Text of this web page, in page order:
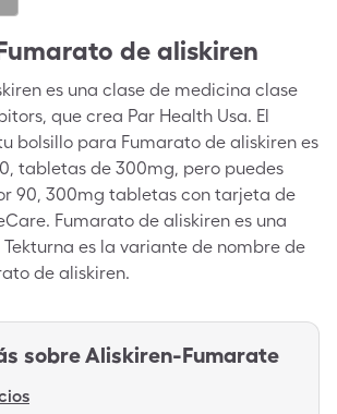
de aliskiren
es una clase de medicina clase
que crea Par Health Usa. El
bolsillo para Fumarato de aliskiren es
tabletas de 300mg, pero puedes
90, 300mg tabletas con tarjeta de
Fumarato de aliskiren es una
es la variante de nombre de
de aliskiren.
sobreAliskiren-Fumarate